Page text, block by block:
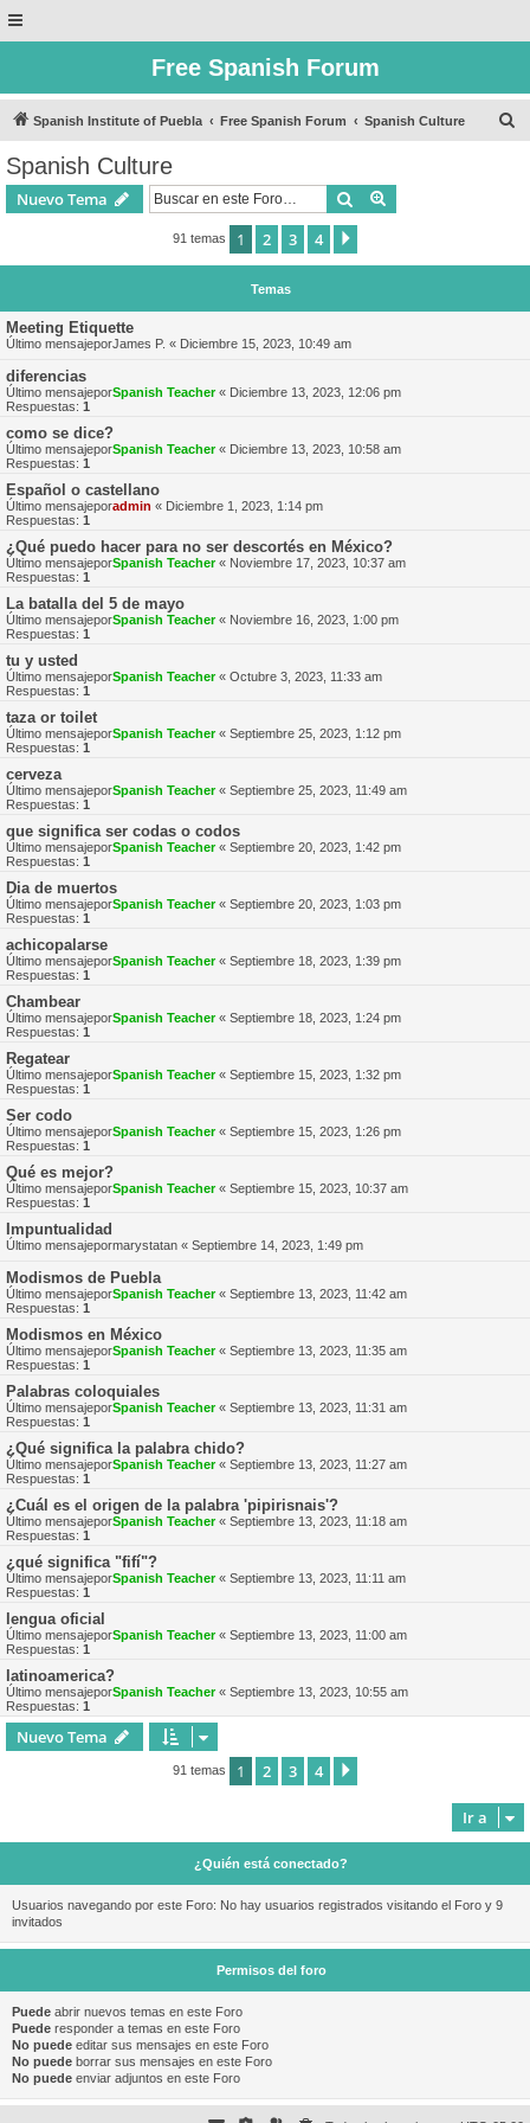
Free Spanish Forum
Spanish Institute of Puebla Free Spanish Forum Spanish Culture
Spanish Culture
Nuevo Tema Buscar
91 temas 1 2 3 4
Temas
Meeting Etiquette
Último mensajeporJames P. « Diciembre 15, 2023, 10:49 am
diferencias
Último mensajeporSpanish Teacher« Diciembre 13, 2023, 12:06 pm
Respuestas: 1
como se dice?
Último mensajeporSpanish Teacher« Diciembre 13, 2023, 10:58 am
Respuestas: 1
Español o castellano
Último mensajeporadmin « Diciembre 1, 2023, 1:14 pm
Respuestas: 1
¿Qué puedo hacer para no ser descortés en México?
Último mensajeporSpanish Teacher« Noviembre 17, 2023, 10:37 am
Respuestas: 1
La batalla del 5 de mayo
Último mensajeporSpanish Teacher« Noviembre 16, 2023, 1:00 pm
Respuestas: 1
tu y usted
Último mensajeporSpanish Teacher« Octubre 3, 2023, 11:33 am
Respuestas: 1
taza or toilet
Último mensajeporSpanish Teacher« Septiembre 25, 2023, 1:12 pm
Respuestas: 1
cerveza
Último mensajeporSpanish Teacher« Septiembre 25, 2023, 11:49 am
Respuestas: 1
que significa ser codas o codos
Último mensajeporSpanish Teacher« Septiembre 20, 2023, 1:42 pm
Respuestas: 1
Dia de muertos
Último mensajeporSpanish Teacher« Septiembre 20, 2023, 1:03 pm
Respuestas: 1
achicopalarse
Último mensajeporSpanish Teacher« Septiembre 18, 2023, 1:39 pm
Respuestas: 1
Chambear
Último mensajeporSpanish Teacher« Septiembre 18, 2023, 1:24 pm
Respuestas: 1
Regatear
Último mensajeporSpanish Teacher« Septiembre 15, 2023, 1:32 pm
Respuestas: 1
Ser codo
Último mensajeporSpanish Teacher« Septiembre 15, 2023, 1:26 pm
Respuestas: 1
Qué es mejor?
Último mensajeporSpanish Teacher« Septiembre 15, 2023, 10:37 am
Respuestas: 1
Impuntualidad
Último mensajepormarystatan « Septiembre 14, 2023, 1:49 pm
Modismos de Puebla
Último mensajeporSpanish Teacher« Septiembre 13, 2023, 11:42 am
Respuestas: 1
Modismos en México
Último mensajeporSpanish Teacher« Septiembre 13, 2023, 11:35 am
Respuestas: 1
Palabras coloquiales
Último mensajeporSpanish Teacher« Septiembre 13, 2023, 11:31 am
Respuestas: 1
¿Qué significa la palabra chido?
Último mensajeporSpanish Teacher« Septiembre 13, 2023, 11:27 am
Respuestas: 1
¿Cuál es el origen de la palabra 'pipirisnais'?
Último mensajeporSpanish Teacher« Septiembre 13, 2023, 11:18 am
Respuestas: 1
¿qué significa "fifí"?
Último mensajeporSpanish Teacher« Septiembre 13, 2023, 11:11 am
Respuestas: 1
lengua oficial
Último mensajeporSpanish Teacher« Septiembre 13, 2023, 11:00 am
Respuestas: 1
latinoamerica?
Último mensajeporSpanish Teacher« Septiembre 13, 2023, 10:55 am
Respuestas: 1
Nuevo Tema
91 temas 1 2 3 4
Ir a
¿Quién está conectado?
Usuarios navegando por este Foro: No hay usuarios registrados visitando el Foro y 9
invitados
Permisos del foro
Puede abrir nuevos temas en este Foro
Puede responder a temas en este Foro
No puede editar sus mensajes en este Foro
No puede borrar sus mensajes en este Foro
No puede enviar adjuntos en este Foro